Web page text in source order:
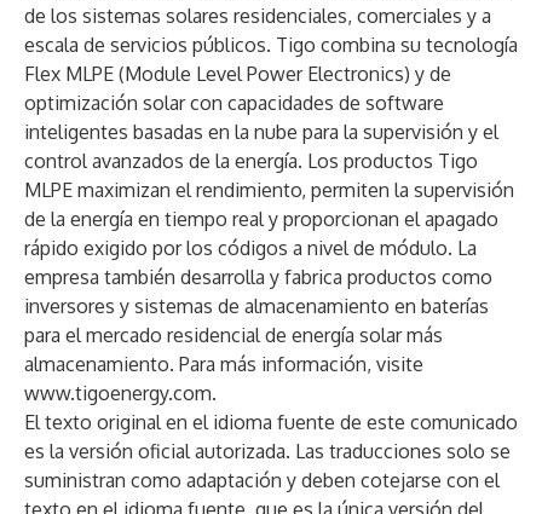
de los sistemas solares residenciales, comerciales y a
escala de servicios públicos. Tigo combina su tecnología
Flex MLPE (Module Level Power Electronics) y de
optimización solar con capacidades de software
inteligentes basadas en la nube para la supervisión y el
control avanzados de la energía. Los productos Tigo
MLPE maximizan el rendimiento, permiten la supervisión
de la energía en tiempo real y proporcionan el apagado
rápido exigido por los códigos a nivel de módulo. La
empresa también desarrolla y fabrica productos como
inversores y sistemas de almacenamiento en baterías
para el mercado residencial de energía solar más
almacenamiento. Para más información, visite
www.tigoenergy.com.
El texto original en el idioma fuente de este comunicado
es la versión oficial autorizada. Las traducciones solo se
suministran como adaptación y deben cotejarse con el
texto en el idioma fuente, que es la única versión del